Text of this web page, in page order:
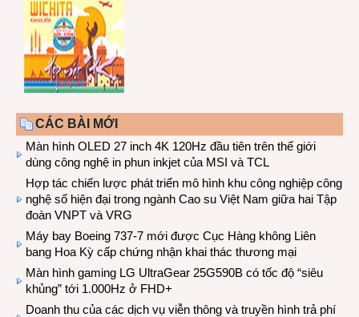
CÁC BÀI MỚI
Màn hình OLED 27 inch 4K 120Hz đầu tiên trên thế giới
dùng công nghệ in phun inkjet của MSI và TCL
Hợp tác chiến lược phát triển mô hình khu công nghiệp công
nghệ số hiện đại trong ngành Cao su Việt Nam giữa hai Tập
đoàn VNPT và VRG
Máy bay Boeing 737-7 mới được Cục Hàng không Liên
bang Hoa Kỳ cấp chứng nhận khai thác thương mại
Màn hình gaming LG UltraGear 25G590B có tốc độ “siêu
khủng” tới 1.000Hz ở FHD+
Doanh thu của các dịch vụ viễn thông và truyền hình trả phí